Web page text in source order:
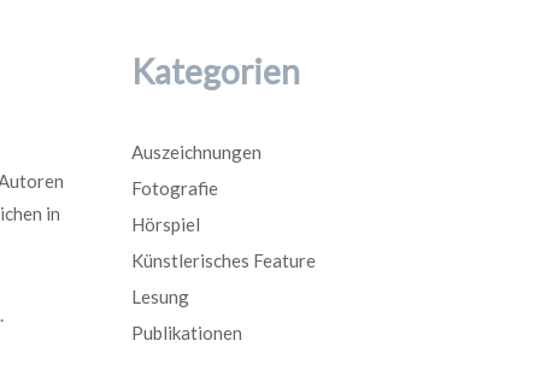
in
Kategorien
Auszeichnungen
Fotografie
Hörspiel
Künstlerisches Feature
Lesung
Publikationen